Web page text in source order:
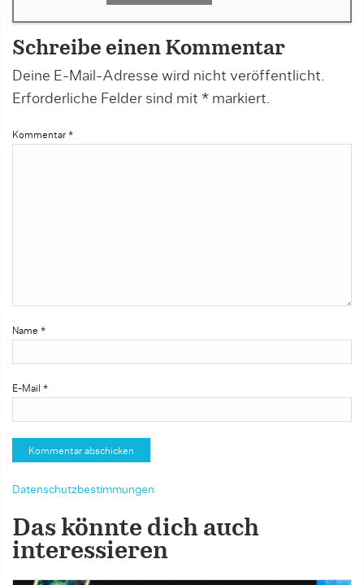
Schreibe einen Kommentar
Deine E-Mail-Adresse wird nicht veröffentlicht.
Erforderliche Felder sind mit * markiert.
Kommentar *
Name *
E-Mail *
Datenschutzbestimmungen
Das könnte dich auch
interessieren